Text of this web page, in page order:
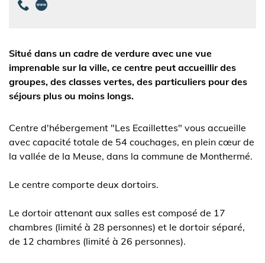
Situé dans un cadre de verdure avec une vue
imprenable sur la ville, ce centre peut accueillir des
groupes, des classes vertes, des particuliers pour des
séjours plus ou moins longs.
Centre d'hébergement "Les Ecaillettes" vous accueille
avec capacité totale de 54 couchages, en plein cœur de
la vallée de la Meuse, dans la commune de Monthermé.
Le centre comporte deux dortoirs.
Le dortoir attenant aux salles est composé de 17
chambres (limité à 28 personnes) et le dortoir séparé,
de 12 chambres (limité à 26 personnes).